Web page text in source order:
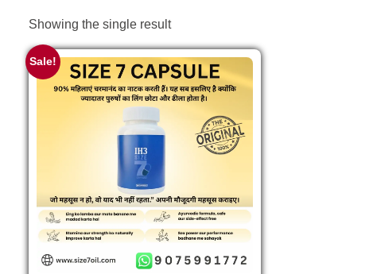
Showing the single result
Sale!